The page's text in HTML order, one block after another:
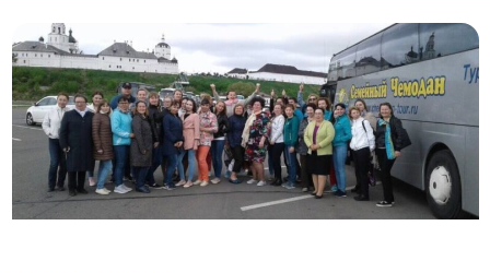
Еще 16 фото